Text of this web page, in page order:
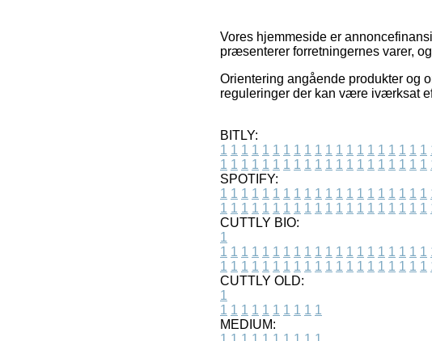
Vores hjemmeside er
præsenterer forretningernes varer,
Orientering angående produkter og
reguleringer der kan være iværksat
BITLY:
1 1 1 1 1 1 1 1 1 1 1 1 1 1 1 1 1 1 1 1
1 1 1 1 1 1 1 1 1 1 1 1 1 1 1 1 1 1 1 1
SPOTIFY:
1 1 1 1 1 1 1 1 1 1 1 1 1 1 1 1 1 1 1 1
1 1 1 1 1 1 1 1 1 1 1 1 1 1 1 1 1 1 1 1
CUTTLY BIO:
1
1 1 1 1 1 1 1 1 1 1 1 1 1 1 1 1 1 1 1 1
1 1 1 1 1 1 1 1 1 1 1 1 1 1 1 1 1 1 1 1
CUTTLY OLD:
1
1 1 1 1 1 1 1 1 1 1
MEDIUM: